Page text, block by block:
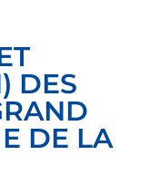
DES
DE LA